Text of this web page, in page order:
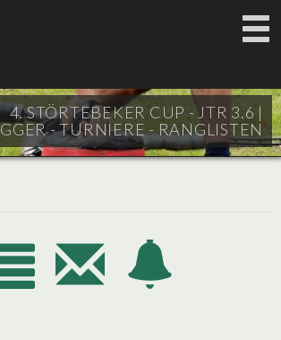
4. STÖRTEBEKER CUP - JTR 3.6 |
- TURNIERE - RANGLISTEN